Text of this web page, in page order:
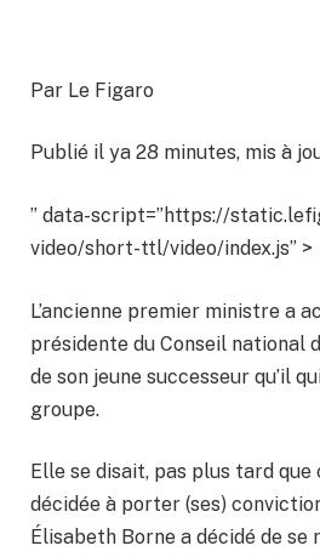
Par Le Figaro
Publié il ya 28 minutes, mis à
” data-script=”https://
video/short-ttl/video/index.js” >
L’ancienne premier ministre a
présidente du Conseil national
de son jeune successeur qu’il
groupe.
Elle se disait, pas plus tard que
décidée à porter (ses)
Élisabeth Borne a décidé de